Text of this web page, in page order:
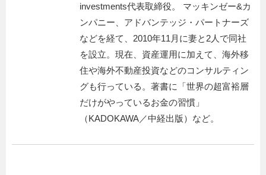
investments代表取締役。 マッキンゼー&カ
ンパニー、アドバンテッジ・パートナーズ
などを経て、2010年11月に妻と2人で同社
を設立。現在、資産運用に加えて、海外移
住や海外不動産投資などのコンサルティン
グも行っている。著書に「世界の超富裕層
だけがやっているお金の習慣」
（KADOKAWA／中経出版）など。